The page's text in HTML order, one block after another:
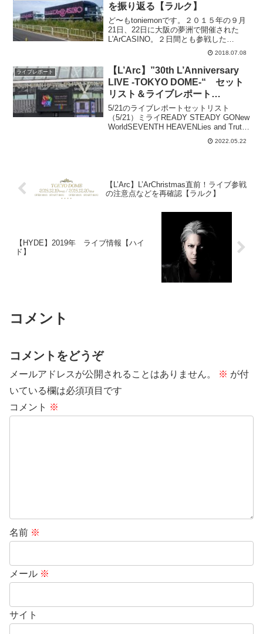
を振り返る【ラルク】
ど〜もtoniemonです。２０１５年の９月
21日、22日に大阪の夢洲で開催された
L'ArCASINO。２日間とも参戦した
L'ArCASINOの思い出を振り返り、ブログ
に残しておこうと思って書きました。セ
ットリストは・・・◎1日目（2015...
2018.07.08
ライブレポート
【L’Arc】”30th L’Anniversary
LIVE -TOKYO DOME-“ セット
リスト＆ライブレポート
（2022/5/21、2022/5/22）【ラル
ク】
5/21のライブレポートセットリスト
（5/21）ミライREADY STEADY GONew
WorldSEVENTH HEAVENLies and Truth
叙情詩XXXfatefinaleMY HEART DRAWS
2022.05.22
【L’Arc】L’ArChristmas直前！ライブ参戦
の注意点などを再確認【ラルク】
【HYDE】2019年 ライブ情報【ハイ
ド】
コメント
コメントをどうぞ
メールアドレスが公開されることはありません。 ※ が付
いている欄は必須項目です
コメント ※
名前 ※
メール ※
サイト